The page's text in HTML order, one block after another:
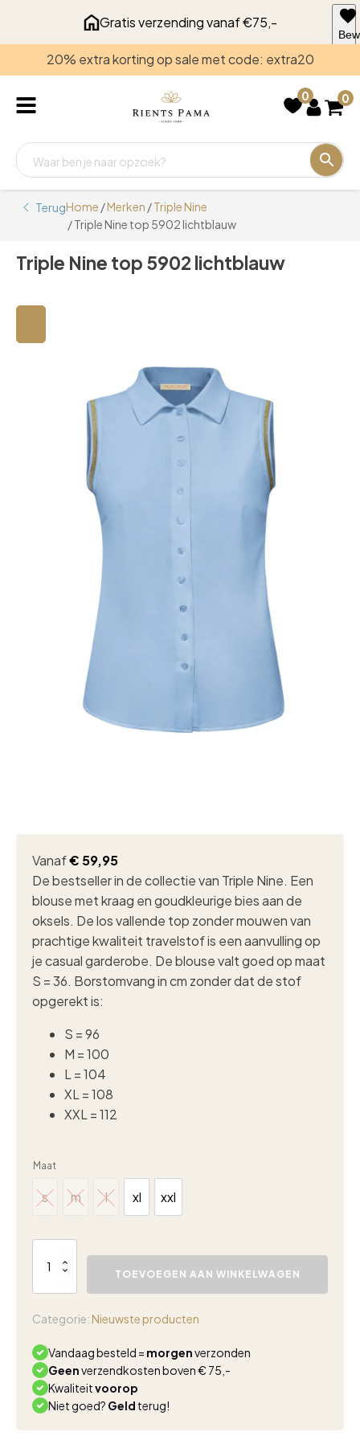
Gratis verzending vanaf €75,-
20% extra korting op sale met code: extra20
0 0
TerugHome /Merken /Triple Nine
/ Triple Nine top 5902 lichtblauw
Triple Nine top 5902 lichtblauw
Vanaf€ 59,95
De bestseller in de collectie van Triple Nine. Een
blouse met kraag en goudkleurige bies aan de
oksels. De los vallende top zonder mouwen van
prachtige kwaliteit travelstof is een aanvulling op
je casual garderobe. De blouse valt goed op maat
S = 36. Borstomvang in cm zonder dat de stof
opgerekt is:
S = 96
M = 100
L = 104
XL = 108
XXL = 112
Maat
s
s
m
m
l
l
xl
xl
xxl
xxl
Nine
lichtblauw
TOEVOEGEN AAN WINKELWAGEN
voor
Categorie: Nieuwste producten
Vandaag besteld = morgenverzonden
Geenverzendkosten boven € 75,-
Kwaliteitvoorop
Niet goed? Geld terug!